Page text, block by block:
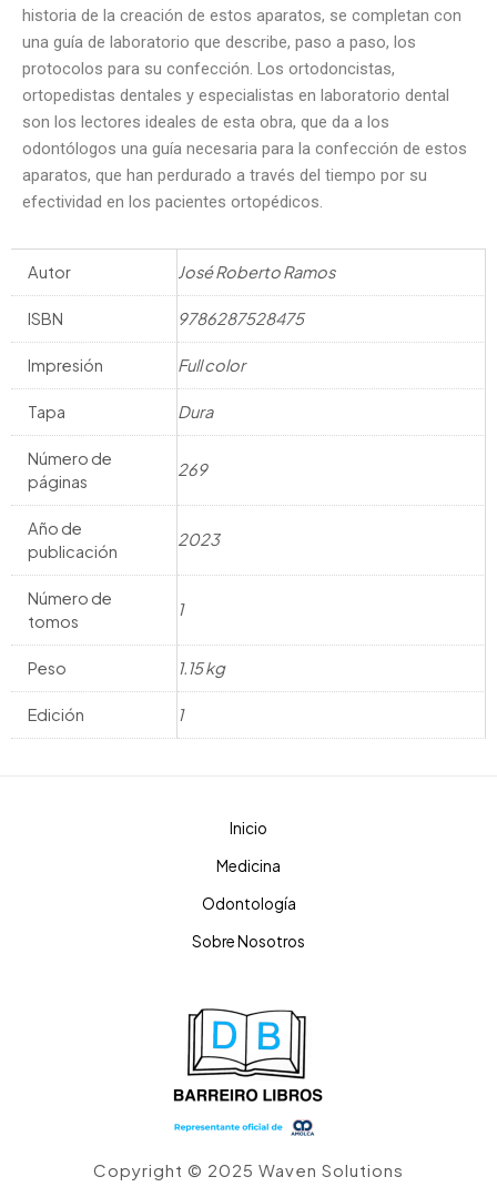
historia de la creación de estos aparatos, se completan con
una guía de laboratorio que describe, paso a paso, los
protocolos para su confección. Los ortodoncistas,
ortopedistas dentales y especialistas en laboratorio dental
son los lectores ideales de esta obra, que da a los
odontólogos una guía necesaria para la confección de estos
aparatos, que han perdurado a través del tiempo por su
efectividad en los pacientes ortopédicos.
Autor José Roberto Ramos
ISBN 9786287528475
Impresión Full color
Tapa Dura
Número de
páginas
269
Año de
publicación
2023
Número de
tomos
1
Peso 1.15 kg
Edición 1
Inicio
Medicina
Odontología
Sobre Nosotros
Copyright © 2025 Waven Solutions